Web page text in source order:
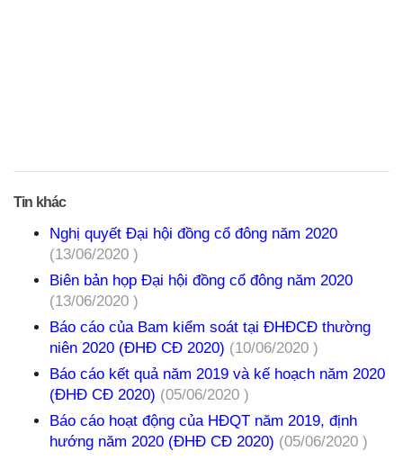
Tin khác
Nghị quyết Đại hội đồng cổ đông năm 2020
(13/06/2020 )
Biên bản họp Đại hội đồng cổ đông năm 2020
(13/06/2020 )
Báo cáo của Bam kiểm soát tại ĐHĐCĐ thường
niên 2020 (ĐHĐ CĐ 2020) (10/06/2020 )
Báo cáo kết quả năm 2019 và kế hoạch năm 2020
(ĐHĐ CĐ 2020) (05/06/2020 )
Báo cáo hoạt động của HĐQT năm 2019, định
hướng năm 2020 (ĐHĐ CĐ 2020) (05/06/2020 )